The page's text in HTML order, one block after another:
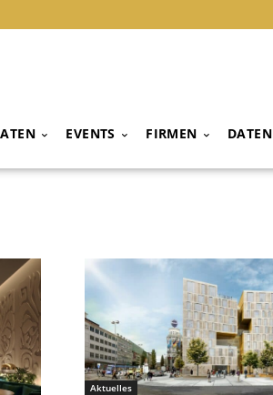
EVENTS FIRMEN
Aktuelles